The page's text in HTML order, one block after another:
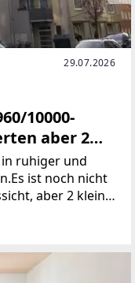
29.07.2026
10000-
aber 2
und TG-
ruhiger und
ist noch nicht
aber 2 kleine
und 2
1,5m